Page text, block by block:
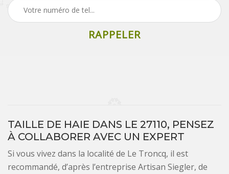
TAILLE DE HAIE DANS LE 27110, PENSEZ
À COLLABORER AVEC UN EXPERT
Si vous vivez dans la localité de Le Troncq, il est
recommandé, d’après l’entreprise Artisan Siegler, de